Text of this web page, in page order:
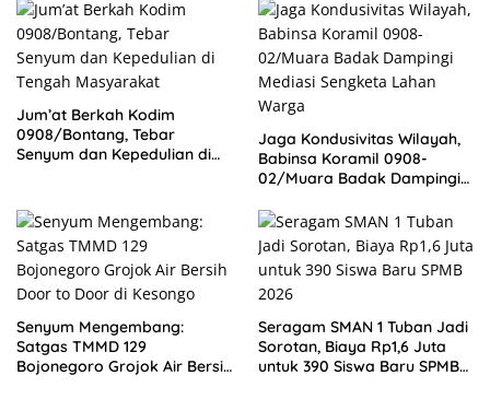
Jum’at Berkah Kodim
0908/Bontang, Tebar
Senyum dan Kepedulian di
Jaga Kondusivitas Wilayah,
Babinsa Koramil 0908-
02/Muara Badak Dampingi
Warga
Senyum Mengembang:
Satgas TMMD 129
Bojonegoro Grojok Air Bersih
Seragam SMAN 1 Tuban Jadi
Sorotan, Biaya Rp1,6 Juta
untuk 390 Siswa Baru SPMB